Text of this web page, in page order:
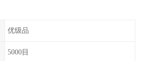
优级品
5000目